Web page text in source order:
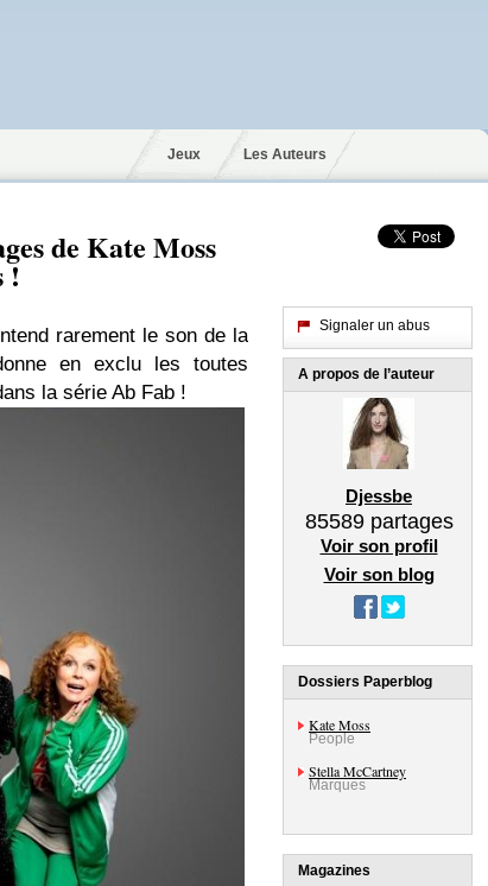
Jeux Les Auteurs
de Kate Moss
!
rarement le son de la
en exclu les toutes
la série Ab Fab !
Signaler un abus
A propos de l’auteur
Djessbe
85589partages
Voir son profil
Voir son blog
Dossiers Paperblog
Kate Moss
People
Stella McCartney
Marques
Magazines